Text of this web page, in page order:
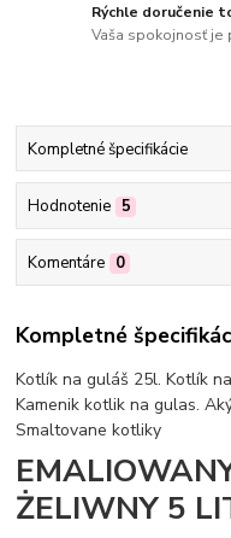
Rýchle doručenie
Vaša spokojnosť je
Kompletné špecifikácie
Hodnotenie 5
Komentáre 0
Kompletné
Kotlík na guláš 25l. Kotlík
Kamenik kotlik na gulas.
Smaltovane kotliky
ŻELIWNY 5